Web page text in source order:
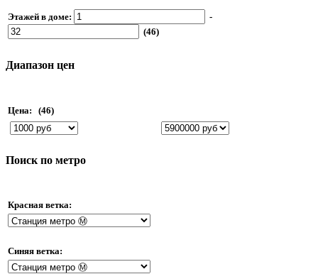
Этажей в доме:
-
(46)
Диапазон цен
Цена: (46)
Поиск по метро
Красная ветка:
Синяя ветка: